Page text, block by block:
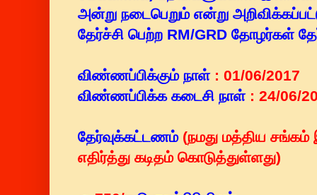
அன்று நடைபெறும் என்று
தேர்ச்சி பெற்ற RM/GRD தோழர்கள்
விண்ணப்பிக்கும் நாள்: 01/06/2017
விண்ணப்பிக்க கடைசி நாள்: 24/06/
தேர்வுக்கட்டணம் (நமது மத்திய
எதிர்த்து கடிதம் கொடுத்துள்ளது)